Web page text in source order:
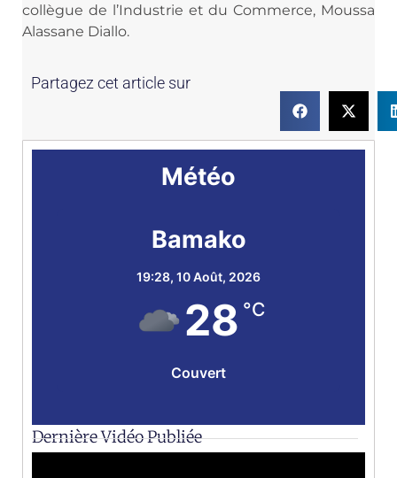
collègue de l’Industrie et du Commerce, Moussa
Alassane Diallo.
Partagez cet article sur
Météo
Bamako
19:28, 10 Août, 2026
28 °C
Couvert
Dernière Vidéo Publiée